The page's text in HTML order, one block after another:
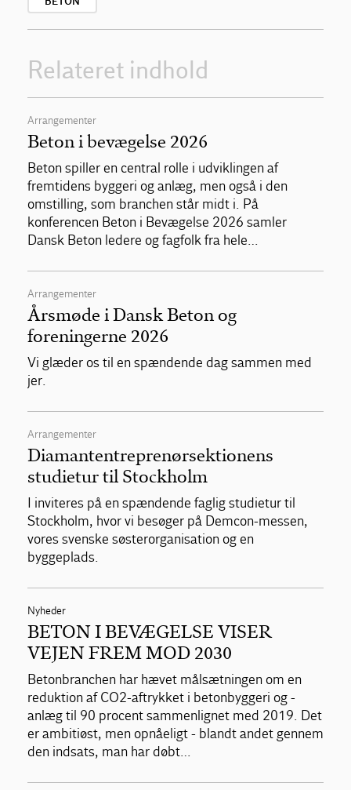
Relateret indhold
Arrangementer
Beton i bevægelse 2026
Beton spiller en central rolle i udviklingen af
fremtidens byggeri og anlæg, men også i den
omstilling, som branchen står midt i. På
konferencen Beton i Bevægelse 2026 samler
Dansk Beton ledere og fagfolk fra hele…
Arrangementer
Årsmøde i Dansk Beton og
foreningerne 2026
Vi glæder os til en spændende dag sammen med
jer.
Arrangementer
Diamantentreprenørsektionens
studietur til Stockholm
I inviteres på en spændende faglig studietur til
Stockholm, hvor vi besøger på Demcon-messen,
vores svenske søsterorganisation og en
byggeplads.
Nyheder
BETON I BEVÆGELSE VISER
VEJEN FREM MOD 2030
Betonbranchen har hævet målsætningen om en
reduktion af CO2-aftrykket i betonbyggeri og -
anlæg til 90 procent sammenlignet med 2019. Det
er ambitiøst, men opnåeligt - blandt andet gennem
den indsats, man har døbt…